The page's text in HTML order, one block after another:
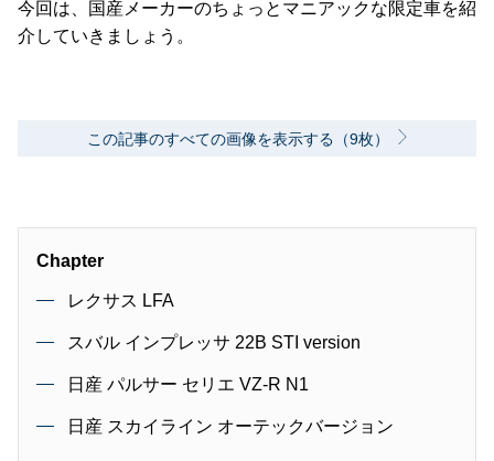
今回は、国産メーカーのちょっとマニアックな限定車を紹
介していきましょう。
この記事のすべての画像を表示する（9枚）
Chapter
レクサス LFA
スバル インプレッサ 22B STI version
日産 パルサー セリエ VZ-R N1
日産 スカイライン オーテックバージョン